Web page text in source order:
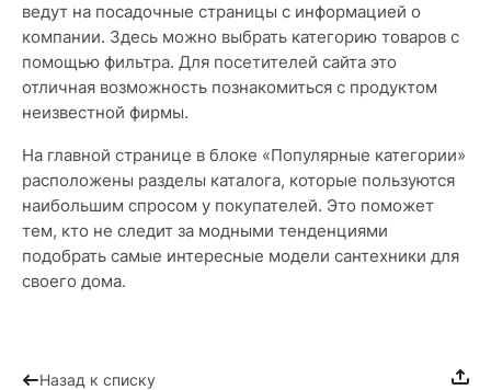
ведут на посадочные страницы с информацией о
компании. Здесь можно выбрать категорию товаров с
помощью фильтра. Для посетителей сайта это
отличная возможность познакомиться с продуктом
неизвестной фирмы.
На главной странице в блоке «Популярные категории»
расположены разделы каталога, которые пользуются
наибольшим спросом у покупателей. Это поможет
тем, кто не следит за модными тенденциями
подобрать самые интересные модели сантехники для
своего дома.
Назад к списку